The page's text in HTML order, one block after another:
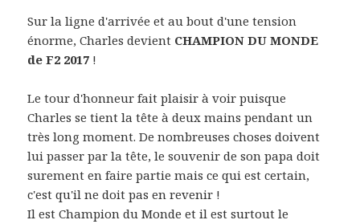
Sur la ligne d'arrivée et au bout d'une tension
énorme, Charles devient CHAMPION DU MONDE
de F2 2017 !
Le tour d'honneur fait plaisir à voir puisque
Charles se tient la tête à deux mains pendant un
très long moment. De nombreuses choses doivent
lui passer par la tête, le souvenir de son papa doit
surement en faire partie mais ce qui est certain,
c'est qu'il ne doit pas en revenir !
Il est Champion du Monde et il est surtout le